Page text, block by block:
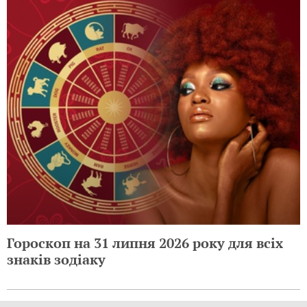
Гороскоп на 31 липня 2026 року для всіх
знаків зодіаку